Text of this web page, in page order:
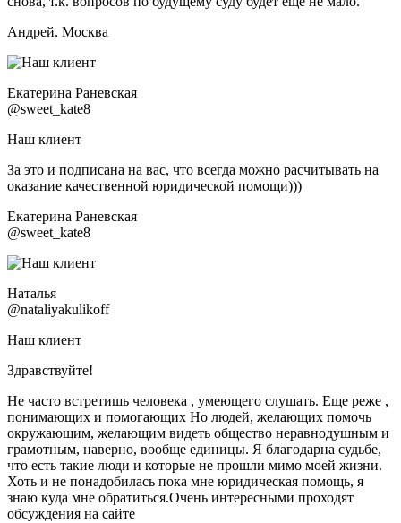
Андрей. Москва
Екатерина Раневская
@sweet_kate8
Наш клиент
За это и подписана на вас, что всегда можно расчитывать на
оказание качественной юридической помощи)))
Екатерина Раневская
@sweet_kate8
Наталья
@nataliyakulikoff
Наш клиент
Здравствуйте!
Не часто встретишь человека , умеющего слушать. Еще реже ,
понимающих и помогающих Но людей, желающих помочь
окружающим, желающим видеть общество неравнодушным и
грамотным, наверно, вообще единицы. Я благодарна судьбе,
что есть такие люди и которые не прошли мимо моей жизни.
Хоть и не понадобилась пока мне юридическая помощь, я
знаю куда мне обратиться.Очень интересными проходят
обсуждения на сайте